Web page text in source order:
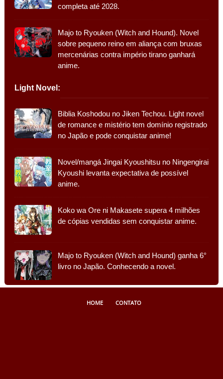
completa até 2028.
Majo to Ryouken (Witch and Hound). Novel
sobre pequeno reino em aliança com bruxas
mercenárias contra império tirano ganhará
anime.
Light Novel:
Biblia Koshodou no Jiken Techou. Light novel
de romance e mistério tem domínio registrado
no Japão e pode conquistar anime!
Novel/mangá Jingai Kyoushitsu no Ningengirai
Kyoushi levanta expectativa de possível
anime.
Koko wa Ore ni Makasete supera 4 milhões
de cópias vendidas sem conquistar anime.
Majo to Ryouken (Witch and Hound) ganha 6°
livro no Japão. Conhecendo a novel.
HOME CONTATO